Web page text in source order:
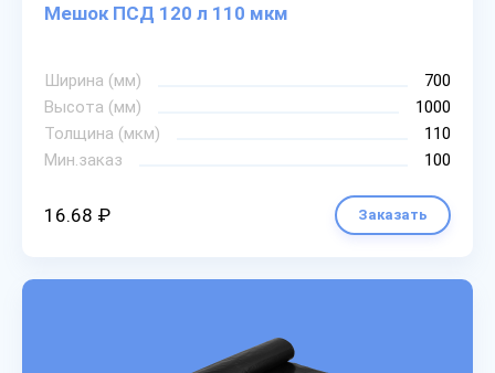
Мешок ПСД 120 л 110 мкм
Ширина (мм)
700
Высота (мм)
1000
Толщина (мкм)
110
Мин.заказ
100
16.68 ₽ Заказать